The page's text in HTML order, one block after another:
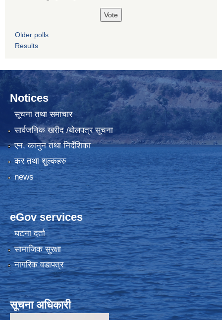
Older polls
Results
Notices
सूचना तथा समाचार
सार्वजनिक खरीद /बोलपत्र सूचना
एन, कानुन तथा निर्देशिका
कर तथा शुल्कहरु
news
eGov services
घटना दर्ता
सामाजिक सुरक्षा
नागरिक वडापत्र
सूचना अधिकारी